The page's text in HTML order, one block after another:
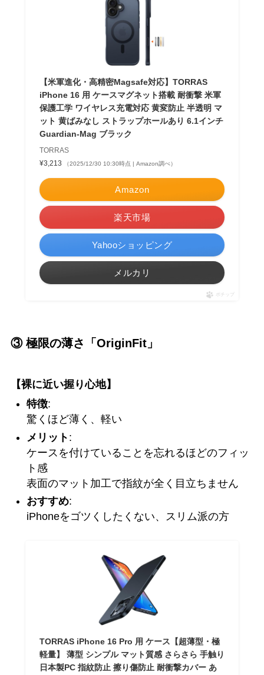
【米軍進化・高精密Magsafe対応】TORRAS
iPhone 16 用 ケースマグネット搭載 耐衝撃 米軍
保護工学 ワイヤレス充電対応 黄変防止 半透明 マ
ット 黄ばみなし ストラップホールあり 6.1インチ
Guardian-Mag ブラック
TORRAS
¥3,213
（2025/12/30 10:30時点 | Amazon調べ）
Amazon
楽天市場
Yahooショッピング
メルカリ
ポチップ
③ 極限の薄さ「OriginFit」
【裸に近い握り心地】
特徴:
驚くほど薄く、軽い
メリット :
ケースを付けていることを忘れるほどのフィッ
ト感
表面のマット加工で指紋が全く目立ちません
おすすめ:
iPhoneをゴツくしたくない、スリム派の方
TORRAS iPhone 16 Pro 用 ケース【超薄型・極
軽量】 薄型 シンプル マット質感 さらさら 手触り
日本製PC 指紋防止 擦り傷防止 耐衝撃カバー あ